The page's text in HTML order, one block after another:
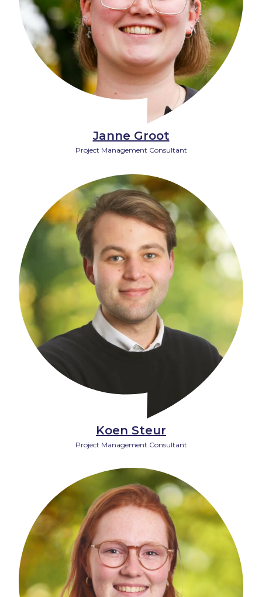
Janne Groot
Project Management Consultant
Koen Steur
Project Management Consultant